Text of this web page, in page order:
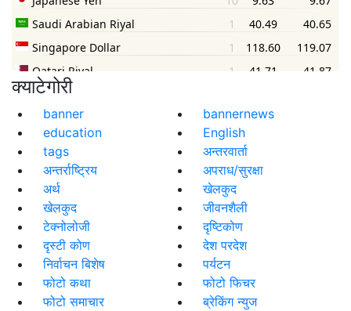
क्याटेगोरी
banner
bannernews
education
English
tags
अन्तरवार्ता
अन्तर्राष्ट्रिय
अपराध/सुरक्षा
अर्थ
खेलकुद
खेलकुद
जीवनशैली
टेक्नोलोजी
दृष्टिकोण
दृस्टी कोण
देश परदेश
निर्वाचन बिशेष
पर्यटन
फोटो कथा
फोटो फिचर
फोटो समाचार
ब्रेकिंग न्युज